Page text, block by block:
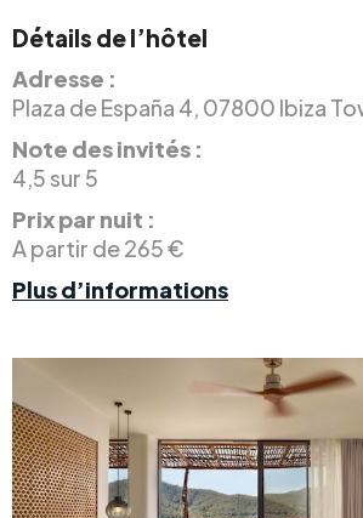
Détails de l’hôtel
Adresse :
Plaza de España 4, 07800 Ibiza
Note des invités :
4,5 sur 5
Prix par nuit :
A partir de 265 €
Plus d’informations